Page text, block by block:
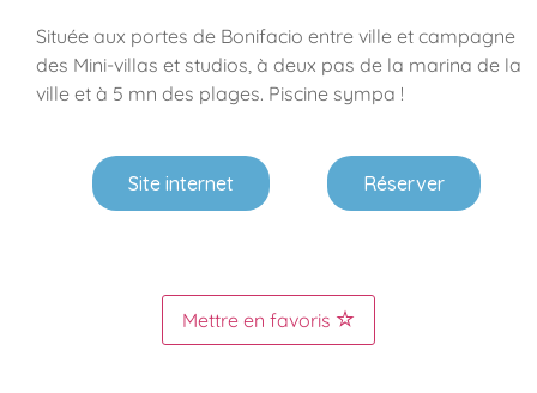
Située aux portes de Bonifacio entre ville et campagne
des Mini-villas et studios, à deux pas de la marina de la
ville et à 5 mn des plages. Piscine sympa !
Site internet Réserver
Mettre en favoris